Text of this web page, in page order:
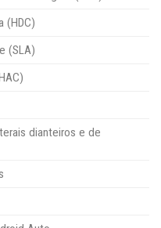
(HDC)
(SLA)
dianteiros e de